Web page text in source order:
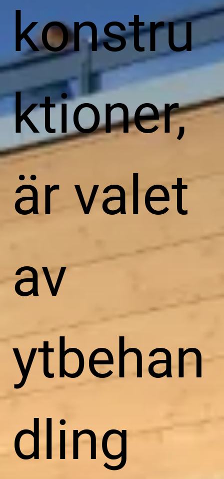
konstru
ktioner,
är valet
av
ytbehan
dling